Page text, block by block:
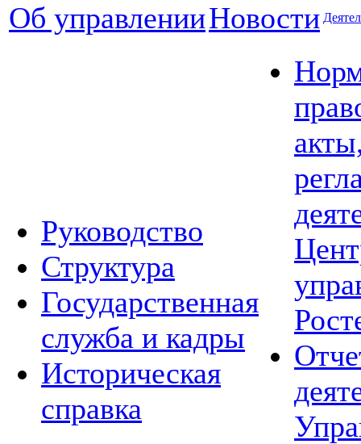
Об управленииНовости
Руководство
Структура
Государственная
служба и кадры
Историческая
справка